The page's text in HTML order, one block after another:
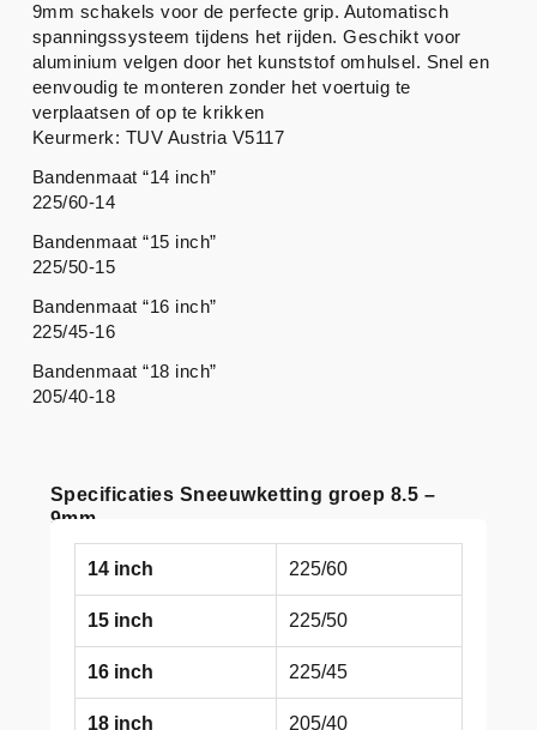
Specificaties Sneeuwketting groep 8.5 –
9mm
14 inch 225/60
15 inch 225/50
16 inch 225/45
18 inch 205/40
9mm schakels voor de perfecte grip. Automatisch
spanningssysteem tijdens het rijden. Geschikt voor
aluminium velgen door het kunststof omhulsel. Snel en
eenvoudig te monteren zonder het voertuig te
verplaatsen of op te krikken
Keurmerk: TUV Austria V5117
Bandenmaat “14 inch”
225/60-14
Bandenmaat “15 inch”
225/50-15
Bandenmaat “16 inch”
225/45-16
Bandenmaat “18 inch”
205/40-18